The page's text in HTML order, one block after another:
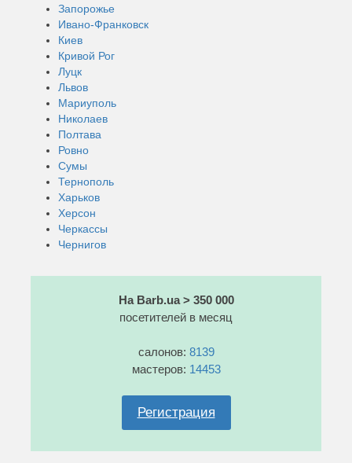
Запорожье
Ивано-Франковск
Киев
Кривой Рог
Луцк
Львов
Мариуполь
Николаев
Полтава
Ровно
Сумы
Тернополь
Харьков
Херсон
Черкассы
Чернигов
На Barb.ua > 350 000
посетителей в месяц
салонов: 8139
мастеров: 14453
Регистрация